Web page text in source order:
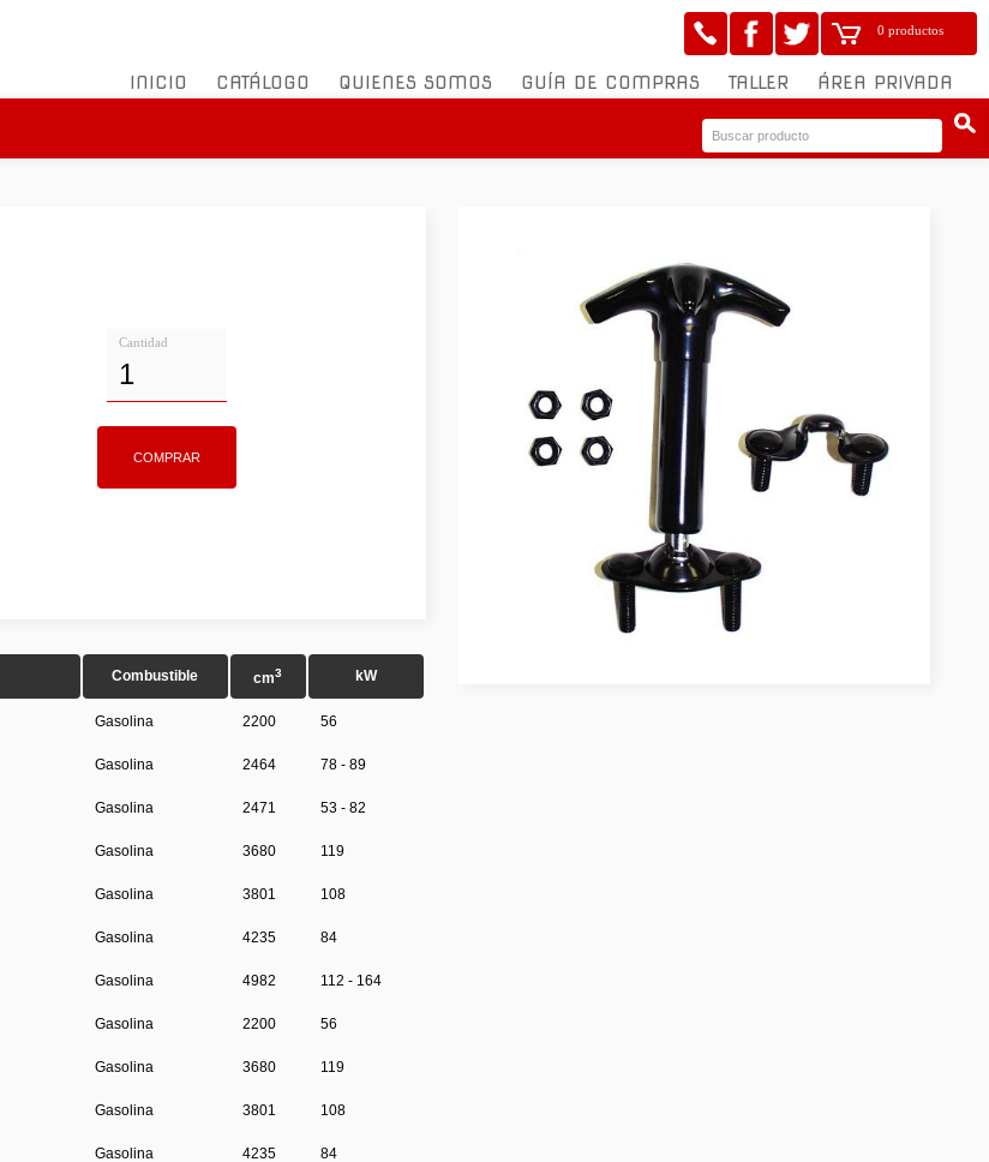
0 productos
INICIO CATÁLOGO QUIENES SOMOS GUÍA DE COMPRAS TALLER ÁREA PRIVADA
Cantidad
Combustible cm3 kW
Gasolina 2200 56
Gasolina 2464 78 - 89
Gasolina 2471 53 - 82
Gasolina 3680 119
Gasolina 3801 108
Gasolina 4235 84
Gasolina 4982 112 - 164
Gasolina 2200 56
Gasolina 3680 119
Gasolina 3801 108
Gasolina 4235 84